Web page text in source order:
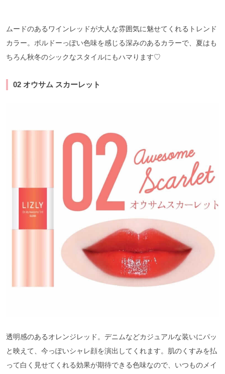
ムードのあるワインレッドが大人な雰囲気に魅せてくれるトレンド
カラー。ボルドーっぽい色味を感じる深みのあるカラーで、夏はも
ちろん秋冬のシックなスタイルにもハマります♡
02 オウサム スカーレット
透明感のあるオレンジレッド。デニムなどカジュアルな装いにパッ
と映えて、今っぽいシャレ顔を演出してくれます。肌のくすみを払
って白く見せてくれる効果が期待できる色味なので、いつものメイ